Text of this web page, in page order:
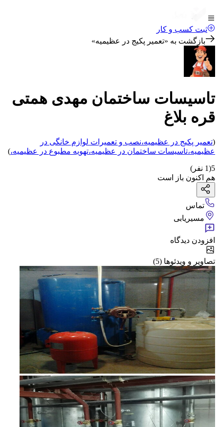
ثبت کسب و کار
بازگشت به «تعمیر پکیج در عظیمیه»
تاسیسات ساختمان مهدی همتی
قره بلاغ
(تعمیر پکیج در عظیمیه،نصب و تعمیرات لوازم خانگی در
عظیمیه،تاسیسات ساختمان در عظیمیه،تهویه مطبوع در عظیمیه،)
5
(
1 نفر)
هم اکنون باز است
تماس
مسیریابی
افزودن دیدگاه
تصاویر و ویدئوها (5)